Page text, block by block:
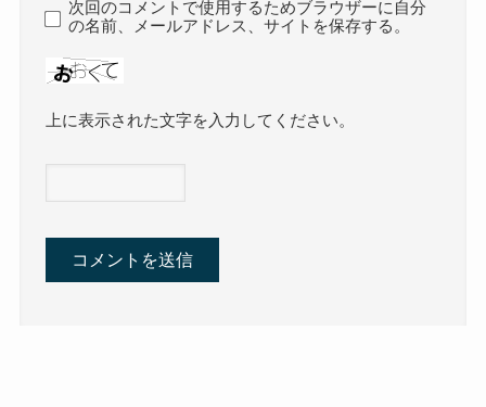
次回のコメントで使用するためブラウザーに自分
の名前、メールアドレス、サイトを保存する。
上に表示された文字を入力してください。